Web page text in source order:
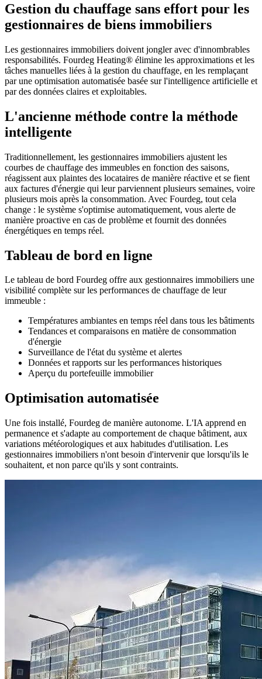
Gestion du chauffage sans effort pour les
gestionnaires de biens immobiliers
Les gestionnaires immobiliers doivent jongler avec d'innombrables
responsabilités. Fourdeg Heating® élimine les approximations et les
tâches manuelles liées à la gestion du chauffage, en les remplaçant
par une optimisation automatisée basée sur l'intelligence artificielle et
par des données claires et exploitables.
L'ancienne méthode contre la méthode
intelligente
Traditionnellement, les gestionnaires immobiliers ajustent les
courbes de chauffage des immeubles en fonction des saisons,
réagissent aux plaintes des locataires de manière réactive et se fient
aux factures d'énergie qui leur parviennent plusieurs semaines, voire
plusieurs mois après la consommation. Avec Fourdeg, tout cela
change : le système s'optimise automatiquement, vous alerte de
manière proactive en cas de problème et fournit des données
énergétiques en temps réel.
Tableau de bord en ligne
Le tableau de bord Fourdeg offre aux gestionnaires immobiliers une
visibilité complète sur les performances de chauffage de leur
immeuble :
Températures ambiantes en temps réel dans tous les bâtiments
Tendances et comparaisons en matière de consommation
d'énergie
Surveillance de l'état du système et alertes
Données et rapports sur les performances historiques
Aperçu du portefeuille immobilier
Optimisation automatisée
Une fois installé, Fourdeg de manière autonome. L'IA apprend en
permanence et s'adapte au comportement de chaque bâtiment, aux
variations météorologiques et aux habitudes d'utilisation. Les
gestionnaires immobiliers n'ont besoin d'intervenir que lorsqu'ils le
souhaitent, et non parce qu'ils y sont contraints.